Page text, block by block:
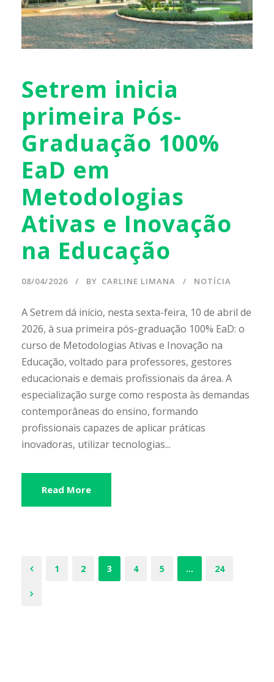
Setrem inicia
primeira Pós-
Graduação 100%
EaD em
Metodologias
Ativas e Inovação
na Educação
08/04/2026 BY CARLINE LIMANA NOTÍCIA
A Setrem dá início, nesta sexta-feira, 10 de abril de
2026, à sua primeira pós-graduação 100% EaD: o
curso de Metodologias Ativas e Inovação na
Educação, voltado para professores, gestores
educacionais e demais profissionais da área. A
especialização surge como resposta às demandas
contemporâneas do ensino, formando
profissionais capazes de aplicar práticas
inovadoras, utilizar tecnologias...
Read More
1 2 3 4 5 … 24